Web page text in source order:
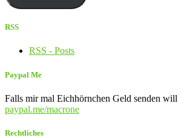
RSS
RSS - Posts
Paypal Me
Falls mir mal Eichhörnchen Geld senden will
paypal.me/macrone
Rechtliches